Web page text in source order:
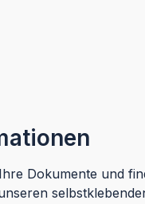
Dokumente und